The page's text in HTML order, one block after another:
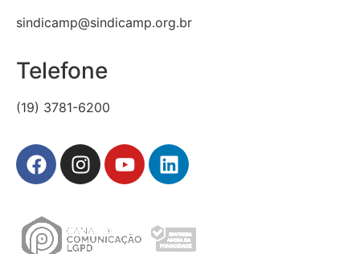
sindicamp@sindicamp.org.br
Telefone
(19) 3781-6200